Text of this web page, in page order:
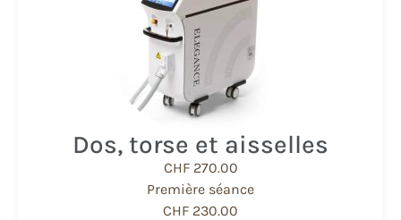
Dos, torse et aisselles
CHF 270.00
Première séance
CHF 230.00